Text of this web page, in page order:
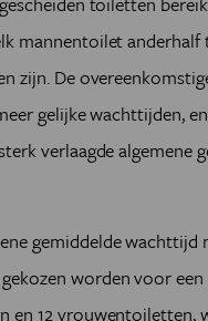
mannentoilet
zijn. De
gelijke wachttijden,
verlaagde algemene
gemiddelde wachttijd
worden voor
en 12 vrouwentoiletten,